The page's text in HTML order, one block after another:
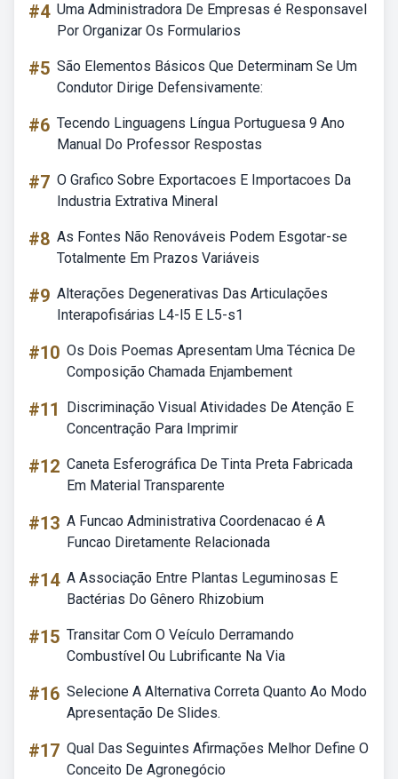
#4 Uma Administradora De Empresas é Responsavel
Por Organizar Os Formularios
#5 São Elementos Básicos Que Determinam Se Um
Condutor Dirige Defensivamente:
#6 Tecendo Linguagens Língua Portuguesa 9 Ano
Manual Do Professor Respostas
#7 O Grafico Sobre Exportacoes E Importacoes Da
Industria Extrativa Mineral
#8 As Fontes Não Renováveis Podem Esgotar-se
Totalmente Em Prazos Variáveis
#9 Alterações Degenerativas Das Articulações
Interapofisárias L4-l5 E L5-s1
#10 Os Dois Poemas Apresentam Uma Técnica De
Composição Chamada Enjambement
#11
Discriminação Visual Atividades De Atenção E
Concentração Para Imprimir
#12 Caneta Esferográfica De Tinta Preta Fabricada
Em Material Transparente
#13 A Funcao Administrativa Coordenacao é A
Funcao Diretamente Relacionada
#14 A Associação Entre Plantas Leguminosas E
Bactérias Do Gênero Rhizobium
#15 Transitar Com O Veículo Derramando
Combustível Ou Lubrificante Na Via
#16 Selecione A Alternativa Correta Quanto Ao Modo
Apresentação De Slides.
#17 Qual Das Seguintes Afirmações Melhor Define O
Conceito De Agronegócio